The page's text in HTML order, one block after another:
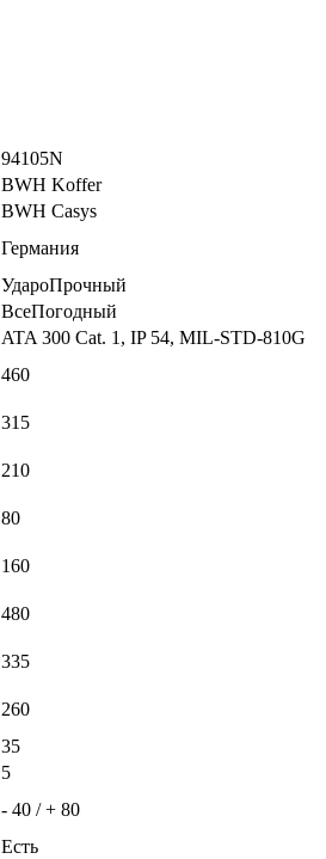
94105N
BWH Koffer
BWH Casys
Германия
УдароПрочный
ВсеПогодный
ATA 300 Cat. 1, IP 54, MIL-STD-810G
460
315
210
80
160
480
335
260
35
5
- 40 / + 80
Есть